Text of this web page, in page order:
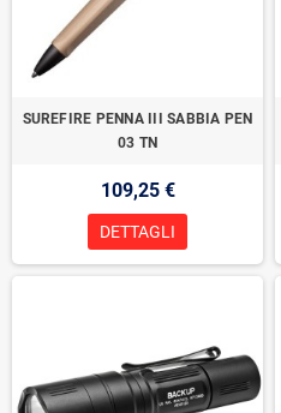
SUREFIRE PENNA III SABBIA PEN
03 TN
109,25 €
DETTAGLI